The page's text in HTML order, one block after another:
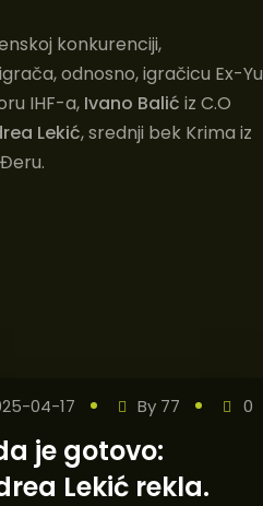
konkurenciji,
odnosno, igračicu Ex-Yu
IHF-a, Ivano Balić iz C.O
Lekić, srednji bek Krima iz
04-17 By 77 0
je gotovo:
Lekić rekla.